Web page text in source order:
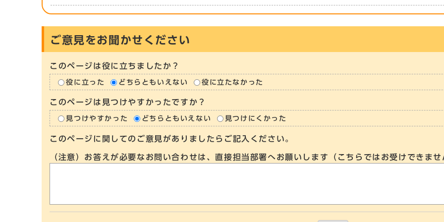
ご意見をお聞かせください
このページは役に立ちましたか？
役に立った どちらともいえない 役に立たなかった
このページは見つけやすかったですか？
見つけやすかった どちらともいえない 見つけにくかった
このページに関してのご意見がありましたらご記入ください。
（注意）お答えが必要なお問い合わせは、直接担当部署へお願いします（こちらではお受けできま